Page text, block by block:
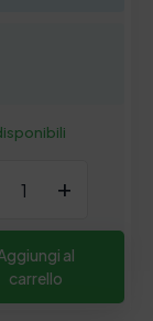
+
al
carrello